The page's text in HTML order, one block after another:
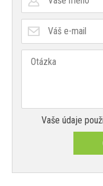
Vaše údaje